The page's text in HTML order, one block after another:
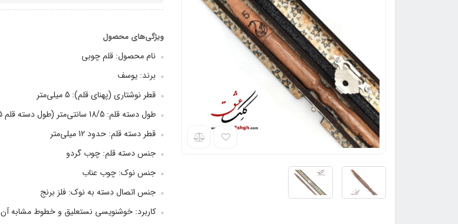
ویژگی‌های محصول
نام محصول: قلم چوبی
برند: یوسف
قطر نوشتاری (پهنای قلم): 5 میلی‌متر
طول دسته قلم: 18/5 سانتی‌متر (طول دسته قلم 15 سانتی متر و طول نو...
قطر دسته قلم: حدود 12 میلی‌متر
جنس دسته قلم: چوب گردو
جنس نوک: چوب عناب
جنس اتصال دسته به نوک: فلز برنج
کاربرد: خوشنویسی نستعلیق و خطوط مشابه آن